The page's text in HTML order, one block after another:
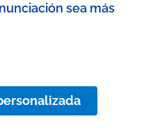
sea más